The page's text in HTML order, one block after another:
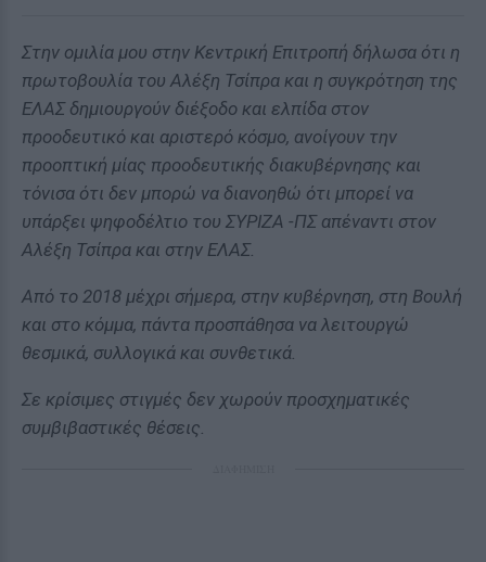
Στην ομιλία μου στην Κεντρική Επιτροπή δήλωσα ότι η
πρωτοβουλία του Αλέξη Τσίπρα και η συγκρότηση της
ΕΛΑΣ δημιουργούν διέξοδο και ελπίδα στον
προοδευτικό και αριστερό κόσμο, ανοίγουν την
προοπτική μίας προοδευτικής διακυβέρνησης και
τόνισα ότι δεν μπορώ να διανοηθώ ότι μπορεί να
υπάρξει ψηφοδέλτιο του ΣΥΡΙΖΑ -ΠΣ απέναντι στον
Αλέξη Τσίπρα και στην ΕΛΑΣ.
Από το 2018 μέχρι σήμερα, στην κυβέρνηση, στη Βουλή
και στο κόμμα, πάντα προσπάθησα να λειτουργώ
θεσμικά, συλλογικά και συνθετικά.
Σε κρίσιμες στιγμές δεν χωρούν προσχηματικές
συμβιβαστικές θέσεις.